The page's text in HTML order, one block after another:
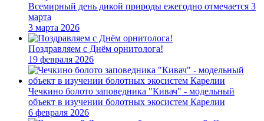
Всемирный день дикой природы ежегодно отмечается 3
марта
3 марта 2026
Поздравляем с Днём орнитолога!
19 февраля 2026
Чечкино болото заповедника "Кивач" - модельный
объект в изучении болотных экосистем Карелии
6 февраля 2026